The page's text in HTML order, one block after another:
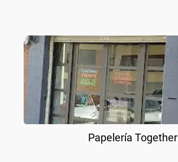
Papelería Together